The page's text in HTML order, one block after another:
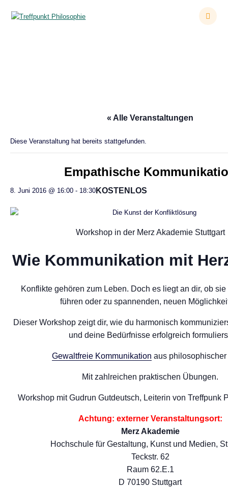
« Alle Veranstaltungen
Diese Veranstaltung hat bereits stattgefunden.
Empathische
8. Juni 2016 @ 16:00 - 18:30 KOSTENLOS
Workshop in der Merz Akademie Stuttgart
Wie Kommunikation mit
Konflikte gehören zum Leben. Doch es liegt an dir, ob
führen oder zu spannenden, neuen
Dieser Workshop zeigt dir, wie du harmonisch
und deine Bedürfnisse erfolgreich
Gewaltfreie Kommunikation aus philosophischer
Mit zahlreichen praktischen Übungen.
Workshop mit Gudrun Gutdeutsch, Leiterin von Treffpunk
Achtung: externer Veranstaltungsort:
Merz Akademie
Hochschule für Gestaltung, Kunst und Medien,
Teckstr. 62
Raum 62.E.1
D 70190 Stuttgart